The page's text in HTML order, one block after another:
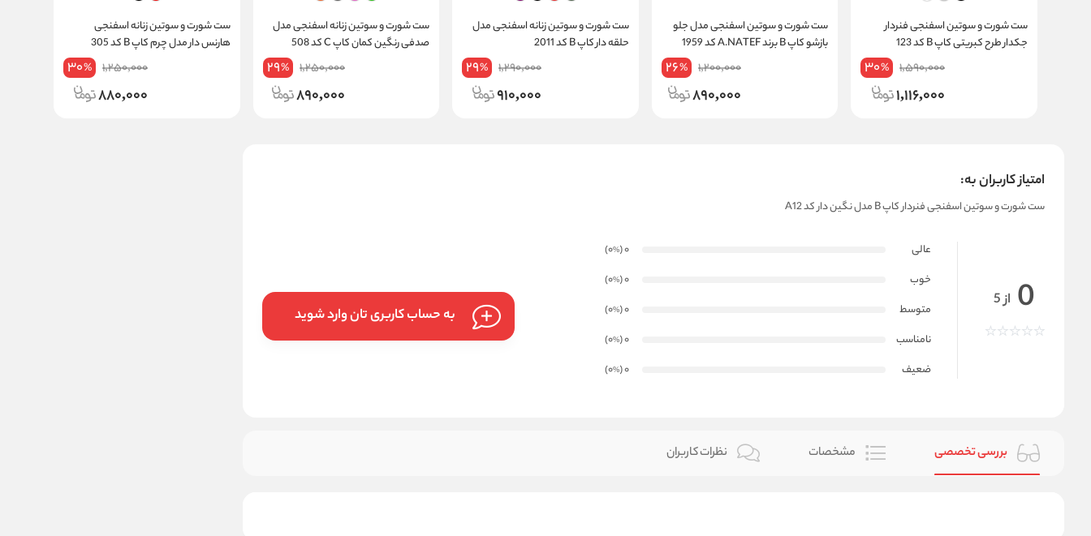
ست شورت و سوتین اسفنجی فنردار
جکدار طرح کبریتی کاپ B کد 123
1,590,000
30%
1,116,000
ست شورت و سوتین اسفنجی مدل جلو
بازشو کاپ B برند A.NATEF کد 1959
1,200,000
26%
890,000
ست شورت و سوتین زنانه اسفنجی مدل
حلقه دار کاپ B کد 2011
1,290,000
29%
910,000
ست شورت و سوتین زنانه اسفنجی مدل
صدفی رنگین کمان کاپ C کد 508
1,250,000
29%
890,000
ست شورت و سوتین زنانه اسفنجی
هارنس دار مدل چرم کاپ B کد 305
1,250,000
30%
880,000
امتیاز کاربران به:
ست شورت و سوتین اسفنجی فنردار کاپ B مدل نگین دار کد A12
0 از 5
عالی 0
(0
%
)
خوب
0
(0
%
)
متوسط
0
(0
%
)
نامناسب
0
(0
%
)
ضعیف
0
(0
%
)
به حساب کاربری تان وارد شوید
بررسی تخصصی مشخصات نظرات کاربران